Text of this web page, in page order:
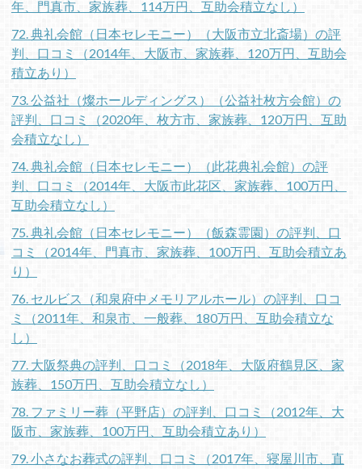
年、門真市、家族葬、114万円、互助会積立なし）
72. 典礼会館（日本セレモニー）（大阪市立北斎場）の評
判、口コミ（2014年、大阪市、家族葬、120万円、互助会
積立あり）
73. 公益社（燦ホールディングス）（公益社枚方会館）の
評判、口コミ（2020年、枚方市、家族葬、120万円、互助
会積立なし）
74. 典礼会館（日本セレモニー）（此花典礼会館）の評
判、口コミ（2014年、大阪市此花区、家族葬、100万円、
互助会積立なし）
75. 典礼会館（日本セレモニー）（飯森霊園）の評判、口
コミ（2014年、門真市、家族葬、100万円、互助会積立あ
り）
76. セルビス（和泉府中メモリアルホール）の評判、口コ
ミ（2011年、和泉市、一般葬、180万円、互助会積立な
し）
77. 大阪祭典の評判、口コミ（2018年、大阪府鶴見区、家
族葬、150万円、互助会積立なし）
78. ファミリー葬（平野店）の評判、口コミ（2012年、大
阪市、家族葬、100万円、互助会積立あり）
79. 小さなお葬式の評判、口コミ（2017年、寝屋川市、直